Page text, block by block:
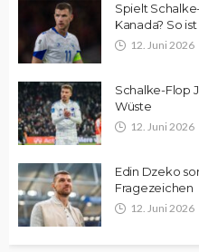
Spielt
Kanada? So
12. Juni 2026
Schalke-Flop
Wüste
12. Juni 2026
Edin Dzeko
Fragezeichen
12. Juni 2026